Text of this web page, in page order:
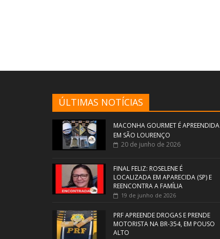
ÚLTIMAS NOTÍCIAS
MACONHA GOURMET É APREENDIDA
EM SÃO LOURENÇO
20 de junho de 2026
FINAL FELIZ: ROSELENE É
LOCALIZADA EM APARECIDA (SP) E
REENCONTRA A FAMÍLIA
19 de junho de 2026
PRF APREENDE DROGAS E PRENDE
MOTORISTA NA BR-354, EM POUSO
ALTO